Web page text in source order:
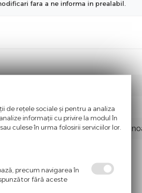
fara a ne informa in prealabil.
Creatina,
de rețele sociale și pentru a analiza
informații cu privire la modul în
culese în urma folosirii serviciilor lor.
precum navigarea în
fără aceste